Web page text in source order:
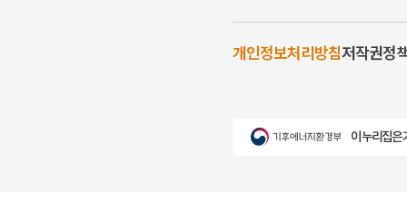
개인정보처리방침저작권정
이 누리집은